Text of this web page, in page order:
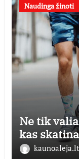
Naudinga žinoti
Ne tik
kas
kaunoaleja.lt